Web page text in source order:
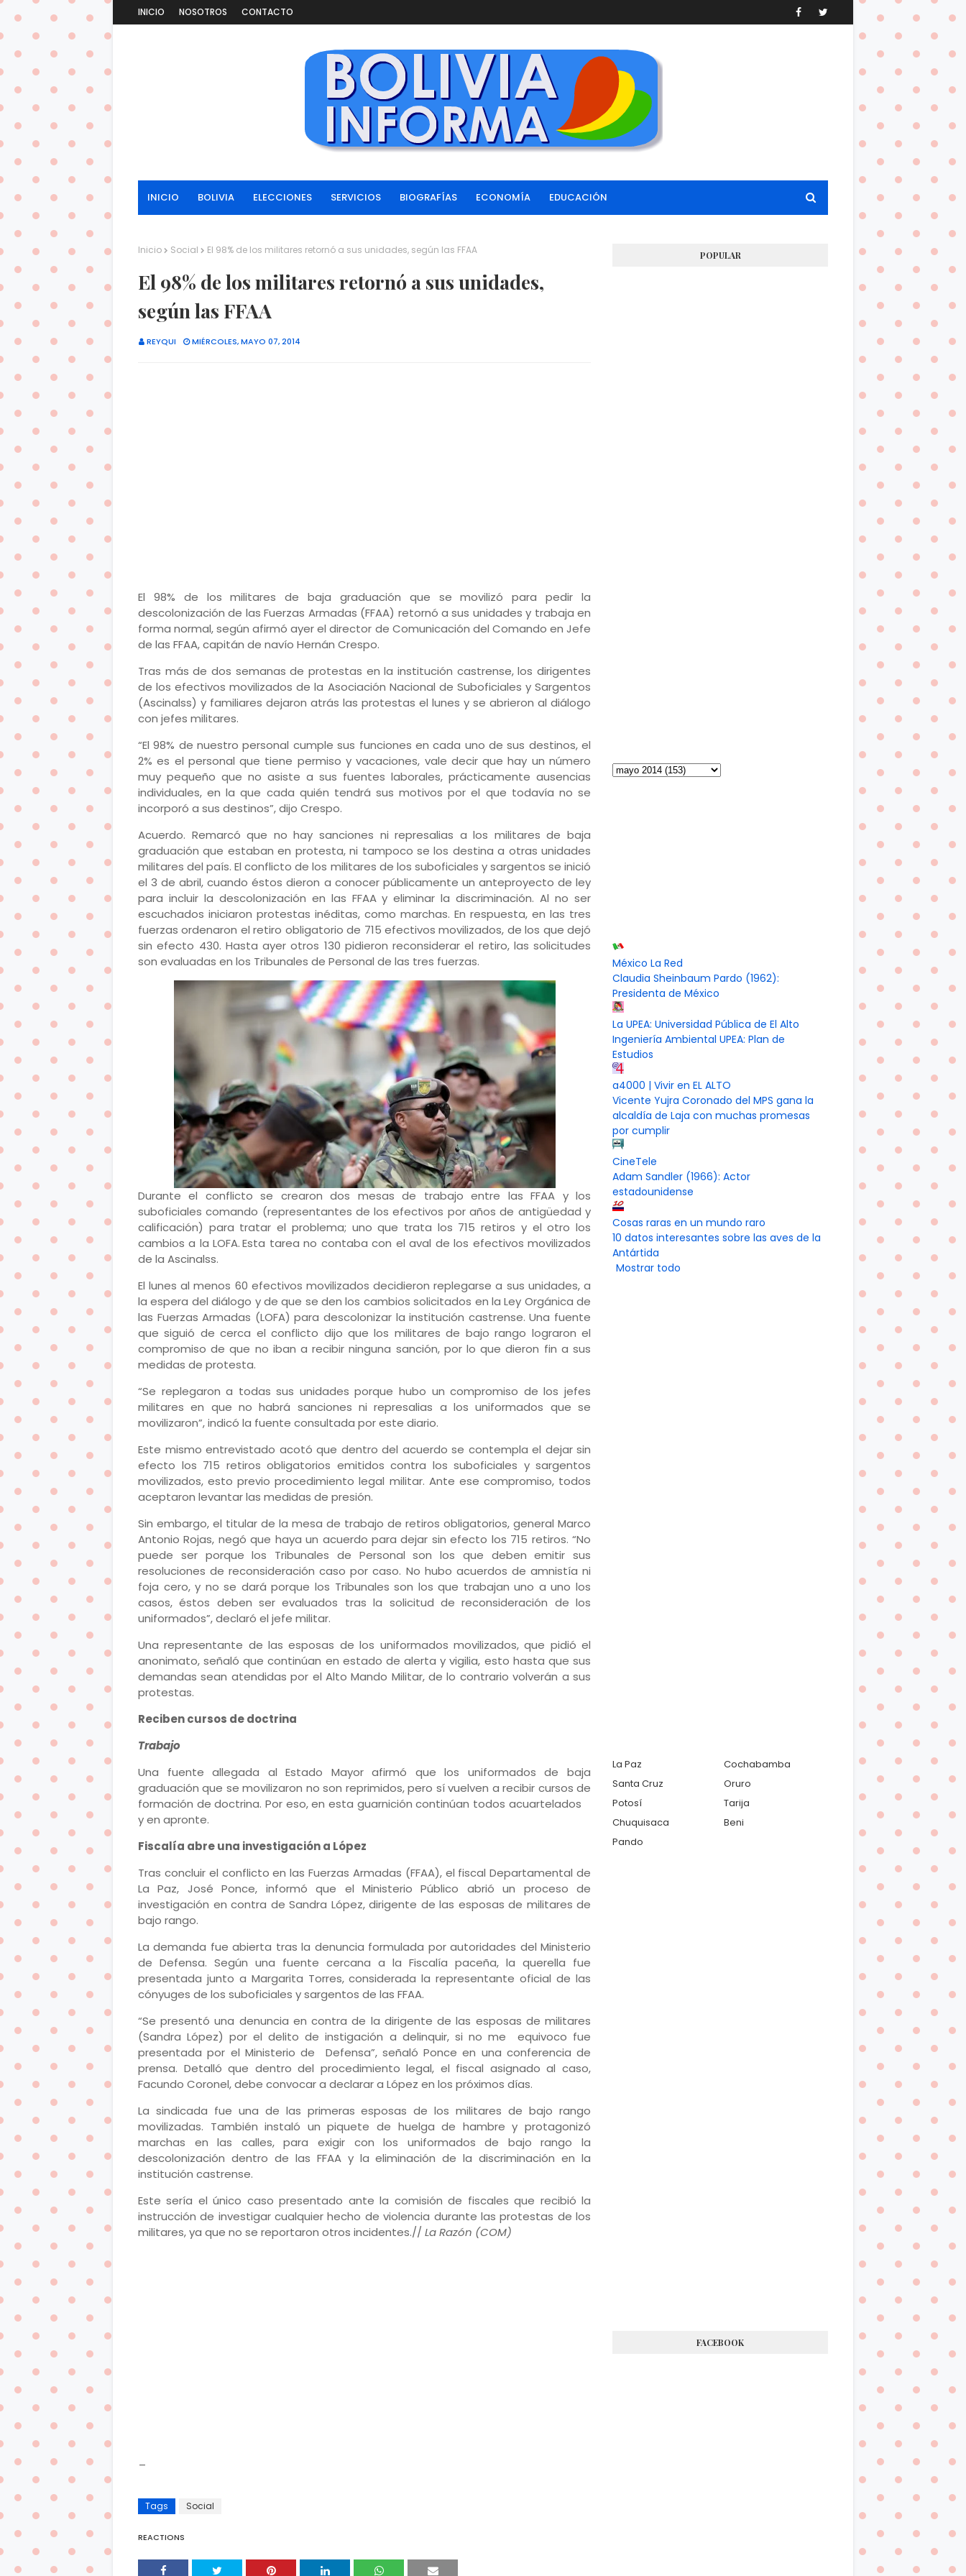
INICIO NOSOTROS CONTACTO
INICIO BOLIVIA ELECCIONES SERVICIOS BIOGRAFÍAS ECONOMÍA EDUCACIÓN
Inicio Social El 98% de los militares retornó a sus unidades, según las FFAA
El 98% de los militares retornó a sus unidades,
según las FFAA
REYQUI MIÉRCOLES, MAYO 07, 2014
El 98% de los militares de baja graduación que se movilizó para pedir la
descolonización de las Fuerzas Armadas (FFAA) retornó a sus unidades y trabaja en
forma normal, según afirmó ayer el director de Comunicación del Comando en Jefe
de las FFAA, capitán de navío Hernán Crespo.
Tras más de dos semanas de protestas en la institución castrense, los dirigentes
de los efectivos movilizados de la Asociación Nacional de Suboficiales y Sargentos
(Ascinalss) y familiares dejaron atrás las protestas el lunes y se abrieron al diálogo
con jefes militares.
“El 98% de nuestro personal cumple sus funciones en cada uno de sus destinos, el
2% es el personal que tiene permiso y vacaciones, vale decir que hay un número
muy pequeño que no asiste a sus fuentes laborales, prácticamente ausencias
individuales, en la que cada quién tendrá sus motivos por el que todavía no se
incorporó a sus destinos”, dijo Crespo.
Acuerdo. Remarcó que no hay sanciones ni represalias a los militares de baja
graduación que estaban en protesta, ni tampoco se los destina a otras unidades
militares del país. El conflicto de los militares de los suboficiales y sargentos se inició
el 3 de abril, cuando éstos dieron a conocer públicamente un anteproyecto de ley
para incluir la descolonización en las FFAA y eliminar la discriminación. Al no ser
escuchados iniciaron protestas inéditas, como marchas. En respuesta, en las tres
fuerzas ordenaron el retiro obligatorio de 715 efectivos movilizados, de los que dejó
sin efecto 430. Hasta ayer otros 130 pidieron reconsiderar el retiro, las solicitudes
son evaluadas en los Tribunales de Personal de las tres fuerzas.
Durante el conflicto se crearon dos mesas de trabajo entre las FFAA y los
suboficiales comando (representantes de los efectivos por años de antigüedad y
calificación) para tratar el problema; uno que trata los 715 retiros y el otro los
cambios a la LOFA. Esta tarea no contaba con el aval de los efectivos movilizados
de la Ascinalss.
El lunes al menos 60 efectivos movilizados decidieron replegarse a sus unidades, a
la espera del diálogo y de que se den los cambios solicitados en la Ley Orgánica de
las Fuerzas Armadas (LOFA) para descolonizar la institución castrense. Una fuente
que siguió de cerca el conflicto dijo que los militares de bajo rango lograron el
compromiso de que no iban a recibir ninguna sanción, por lo que dieron fin a sus
medidas de protesta.
“Se replegaron a todas sus unidades porque hubo un compromiso de los jefes
militares en que no habrá sanciones ni represalias a los uniformados que se
movilizaron”, indicó la fuente consultada por este diario.
Este mismo entrevistado acotó que dentro del acuerdo se contempla el dejar sin
efecto los 715 retiros obligatorios emitidos contra los suboficiales y sargentos
movilizados, esto previo procedimiento legal militar. Ante ese compromiso, todos
aceptaron levantar las medidas de presión.
Sin embargo, el titular de la mesa de trabajo de retiros obligatorios, general Marco
Antonio Rojas, negó que haya un acuerdo para dejar sin efecto los 715 retiros. “No
puede ser porque los Tribunales de Personal son los que deben emitir sus
resoluciones de reconsideración caso por caso. No hubo acuerdos de amnistía ni
foja cero, y no se dará porque los Tribunales son los que trabajan uno a uno los
casos, éstos deben ser evaluados tras la solicitud de reconsideración de los
uniformados”, declaró el jefe militar.
Una representante de las esposas de los uniformados movilizados, que pidió el
anonimato, señaló que continúan en estado de alerta y vigilia, esto hasta que sus
demandas sean atendidas por el Alto Mando Militar, de lo contrario volverán a sus
protestas.
Reciben cursos de doctrina
Trabajo
Una fuente allegada al Estado Mayor afirmó que los uniformados de baja
graduación que se movilizaron no son reprimidos, pero sí vuelven a recibir cursos de
formación de doctrina. Por eso, en esta guarnición continúan todos acuartelados
y en apronte.
Fiscalía abre una investigación a López
Tras concluir el conflicto en las Fuerzas Armadas (FFAA), el fiscal Departamental de
La Paz, José Ponce, informó que el Ministerio Público abrió un proceso de
investigación en contra de Sandra López, dirigente de las esposas de militares de
bajo rango.
La demanda fue abierta tras la denuncia formulada por autoridades del Ministerio
de Defensa. Según una fuente cercana a la Fiscalía paceña, la querella fue
presentada junto a Margarita Torres, considerada la representante oficial de las
cónyuges de los suboficiales y sargentos de las FFAA.
“Se presentó una denuncia en contra de la dirigente de las esposas de militares
(Sandra López) por el delito de instigación a delinquir, si no me equivoco fue
presentada por el Ministerio de Defensa”, señaló Ponce en una conferencia de
prensa. Detalló que dentro del procedimiento legal, el fiscal asignado al caso,
Facundo Coronel, debe convocar a declarar a López en los próximos días.
La sindicada fue una de las primeras esposas de los militares de bajo rango
movilizadas. También instaló un piquete de huelga de hambre y protagonizó
marchas en las calles, para exigir con los uniformados de bajo rango la
descolonización dentro de las FFAA y la eliminación de la discriminación en la
institución castrense.
Este sería el único caso presentado ante la comisión de fiscales que recibió la
instrucción de investigar cualquier hecho de violencia durante las protestas de los
militares, ya que no se reportaron otros incidentes.// La Razón (COM)
Tags Social
REACTIONS
POPULAR
México La Red
Claudia Sheinbaum Pardo (1962):
Presidenta de México
La UPEA: Universidad Pública de El Alto
Ingeniería Ambiental UPEA: Plan de
Estudios
a4000 | Vivir en EL ALTO
Vicente Yujra Coronado del MPS gana la
alcaldía de Laja con muchas promesas
por cumplir
CineTele
Adam Sandler (1966): Actor
estadounidense
Cosas raras en un mundo raro
10 datos interesantes sobre las aves de la
Antártida
Mostrar todo
La Paz
Cochabamba
Santa Cruz
Oruro
Potosí
Tarija
Chuquisaca
Beni
Pando
FACEBOOK